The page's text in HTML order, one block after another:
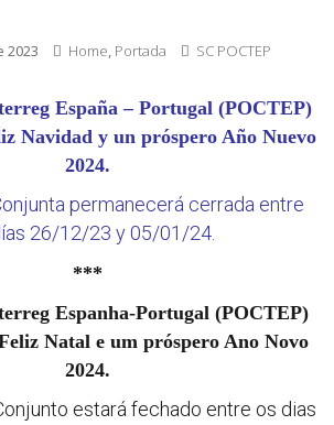
2023 Home, Portada SC POCTEP
España – Portugal (POCTEP)
Navidad y un próspero Año Nuevo
2024.
permanecerá cerrada entre
26/12/23 y 05/01/24.
***
Espanha-Portugal (POCTEP)
Natal e um próspero Ano Novo
2024.
estará fechado entre os dias